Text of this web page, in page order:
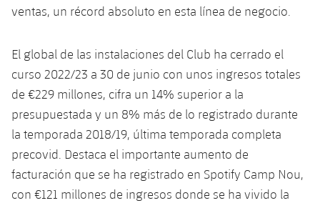
Resultados
Clasificaciones
Jugadores
Fotos
Historia
Palmarés
Resultados
Jugadores
Clasificaciones
Junior
Juvenil
Infantil
Alevín
plusicon
más
Noticias
plusicon
más
Actualidad
Masculino
Baloncesto en silla de ruedas
plusicon
más
Actualidad
Hockey sobre hielo
plusicon
más
ventas, un récord absoluto en esta línea de negocio.
El global de las instalaciones del Club ha cerrado el
curso 2022/23 a 30 de junio con unos ingresos totales
de €229 millones, cifra un 14% superior a la
presupuestada y un 8% más de lo registrado durante
la temporada 2018/19, última temporada completa
precovid. Destaca el importante aumento de
facturación que se ha registrado en Spotify Camp Nou,
con €121 millones de ingresos donde se ha vivido la